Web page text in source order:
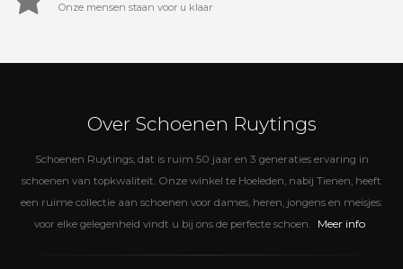
Onze mensen staan voor u klaar
Over Schoenen Ruytings
Schoenen Ruytings, dat is ruim 50 jaar en 3 generaties ervaring in
schoenen van topkwaliteit. Onze winkel te Hoeleden, nabij Tienen, heeft
een ruime collectie aan schoenen voor dames, heren, jongens en meisjes:
voor elke gelegenheid vindt u bij ons de perfecte schoen.
Meer info